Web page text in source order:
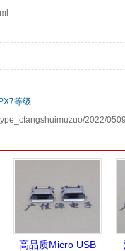
等级
2022/
高品质Micro USB